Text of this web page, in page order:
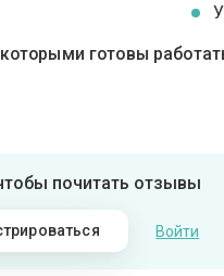
готовы
почитать отзывы
Войти